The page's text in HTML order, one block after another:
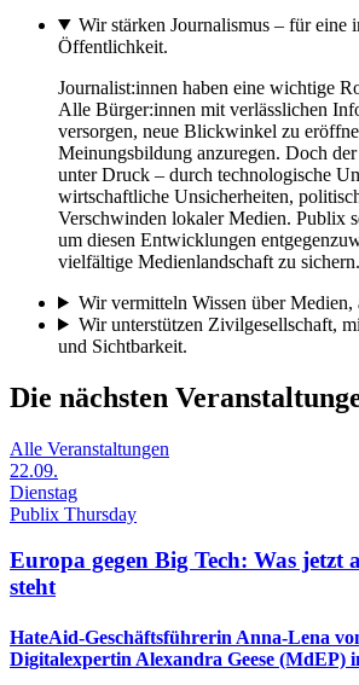
Wir stärken Journalismus – für eine
Öffentlichkeit.
Journalist:innen haben eine wichtige
Alle Bürger:innen mit verlässlichen
versorgen, neue Blickwinkel zu
Meinungsbildung anzuregen. Doch
unter Druck – durch technologische
wirtschaftliche Unsicherheiten,
Verschwinden lokaler Medien. Publix
um diesen Entwicklungen
vielfältige Medienlandschaft zu sichern.
Wir vermitteln Wissen über Medien,
Wir unterstützen Zivilgesellschaft,
und Sichtbarkeit.
Die nächsten
Alle Veranstaltungen
22.09.
Dienstag
Publix Thursday
Europa gegen Big Tech: Was jetzt
steht
HateAid-Geschäftsführerin Anna-Lena
Digitalexpertin Alexandra Geese (MdEP)